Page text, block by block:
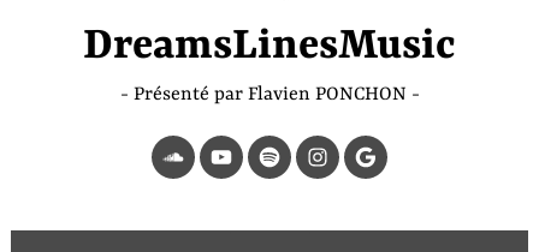
DreamsLinesMusic
Présenté par Flavien PONCHON
SoundCloud
YouTubeSpotifyInstagram
Page
Google